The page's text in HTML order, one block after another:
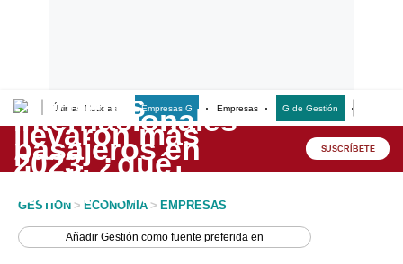
Últimas Noticias Empresas G Empresas G de Gestión
Lo último
Peru Quiosco SUSCRÍBETE
GESTION > ECONOMIA > EMPRESAS
AñadirGestión como fuente preferida en